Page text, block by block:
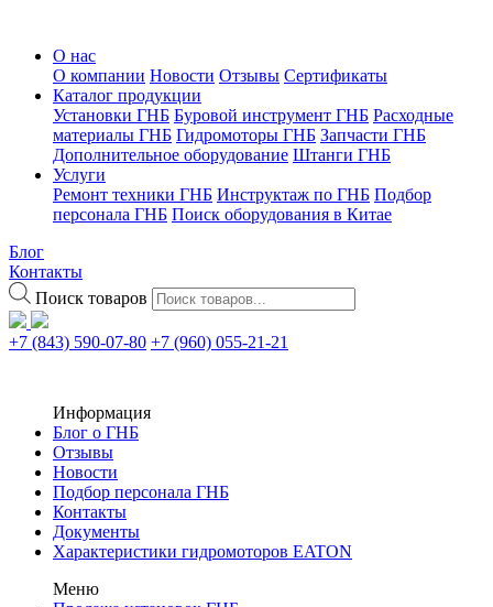
О нас
О компании Новости Отзывы Сертификаты
Каталог продукции
Установки ГНБ Буровой инструмент ГНБ Расходные
материалы ГНБ Гидромоторы ГНБ Запчасти ГНБ
Дополнительное оборудование Штанги ГНБ
Услуги
Ремонт техники ГНБ Инструктаж по ГНБ Подбор
персонала ГНБ Поиск оборудования в Китае
Блог
Контакты
Поиск товаров
+7 (843) 590-07-80 +7 (960) 055-21-21
Информация
Блог о ГНБ
Отзывы
Новости
Подбор персонала ГНБ
Контакты
Документы
Характеристики гидромоторов EATON
Меню